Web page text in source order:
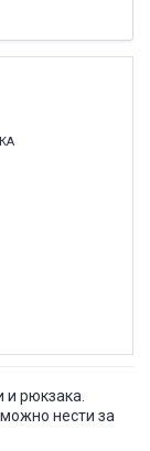
рюкзака.
нести за